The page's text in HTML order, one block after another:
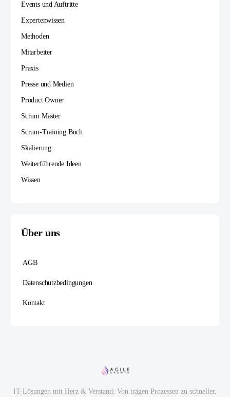
Events und Auftritte
Expertenwissen
Methoden
Mitarbeiter
Praxis
Presse und Medien
Product Owner
Scrum Master
Scrum-Training Buch
Skalierung
Weiterführende Ideen
Wissen
Über uns
AGB
Datenschutzbedingungen
Kontakt
IT-Lösungen mit Herz & Verstand: Von trägen Prozessen zu schneller,